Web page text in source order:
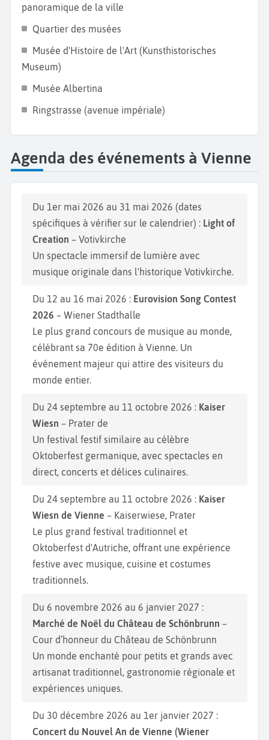
de votre voyage en Autriche.
panoramique de la ville
Quartier des musées
Musée d'Histoire de l'Art (Kunsthistorisches
Museum)
Musée Albertina
Ringstrasse (avenue impériale)
Agenda des événements à Vienne
Du 1er mai 2026 au 31 mai 2026 (dates
spécifiques à vérifier sur le calendrier) : Light of
Creation – Votivkirche
Un spectacle immersif de lumière avec
musique originale dans l'historique Votivkirche.
Du 12 au 16 mai 2026 : Eurovision Song Contest
2026 – Wiener Stadthalle
Le plus grand concours de musique au monde,
célébrant sa 70e édition à Vienne. Un
événement majeur qui attire des visiteurs du
monde entier.
Du 24 septembre au 11 octobre 2026 : Kaiser
Wiesn – Prater de
Un festival festif similaire au célèbre
Oktoberfest germanique, avec spectacles en
direct, concerts et délices culinaires.
Du 24 septembre au 11 octobre 2026 : Kaiser
Wiesn de Vienne – Kaiserwiese, Prater
Le plus grand festival traditionnel et
Oktoberfest d'Autriche, offrant une expérience
festive avec musique, cuisine et costumes
traditionnels.
Du 6 novembre 2026 au 6 janvier 2027 :
Marché de Noël du Château de Schönbrunn –
Cour d’honneur du Château de Schönbrunn
Un monde enchanté pour petits et grands avec
artisanat traditionnel, gastronomie régionale et
expériences uniques.
Du 30 décembre 2026 au 1er janvier 2027 :
Concert du Nouvel An de Vienne (Wiener